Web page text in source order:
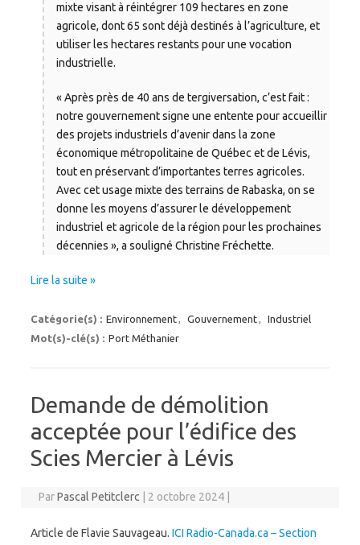
mixte visant à réintégrer 109 hectares en zone
agricole, dont 65 sont déjà destinés à l’agriculture, et
utiliser les hectares restants pour une vocation
industrielle.
« Après près de 40 ans de tergiversation, c’est fait :
notre gouvernement signe une entente pour accueillir
des projets industriels d’avenir dans la zone
économique métropolitaine de Québec et de Lévis,
tout en préservant d’importantes terres agricoles.
Avec cet usage mixte des terrains de Rabaska, on se
donne les moyens d’assurer le développement
industriel et agricole de la région pour les prochaines
décennies », a souligné Christine Fréchette.
Lire la suite »
Catégorie(s) : Environnement, Gouvernement,
Industriel
Mot(s)-clé(s) : Port Méthanier
Demande de démolition
acceptée pour l’édifice des
Scies Mercier à Lévis
ParPascal Petitclerc 2 octobre 2024
Article de Flavie Sauvageau. ICI Radio-Canada.ca – Section